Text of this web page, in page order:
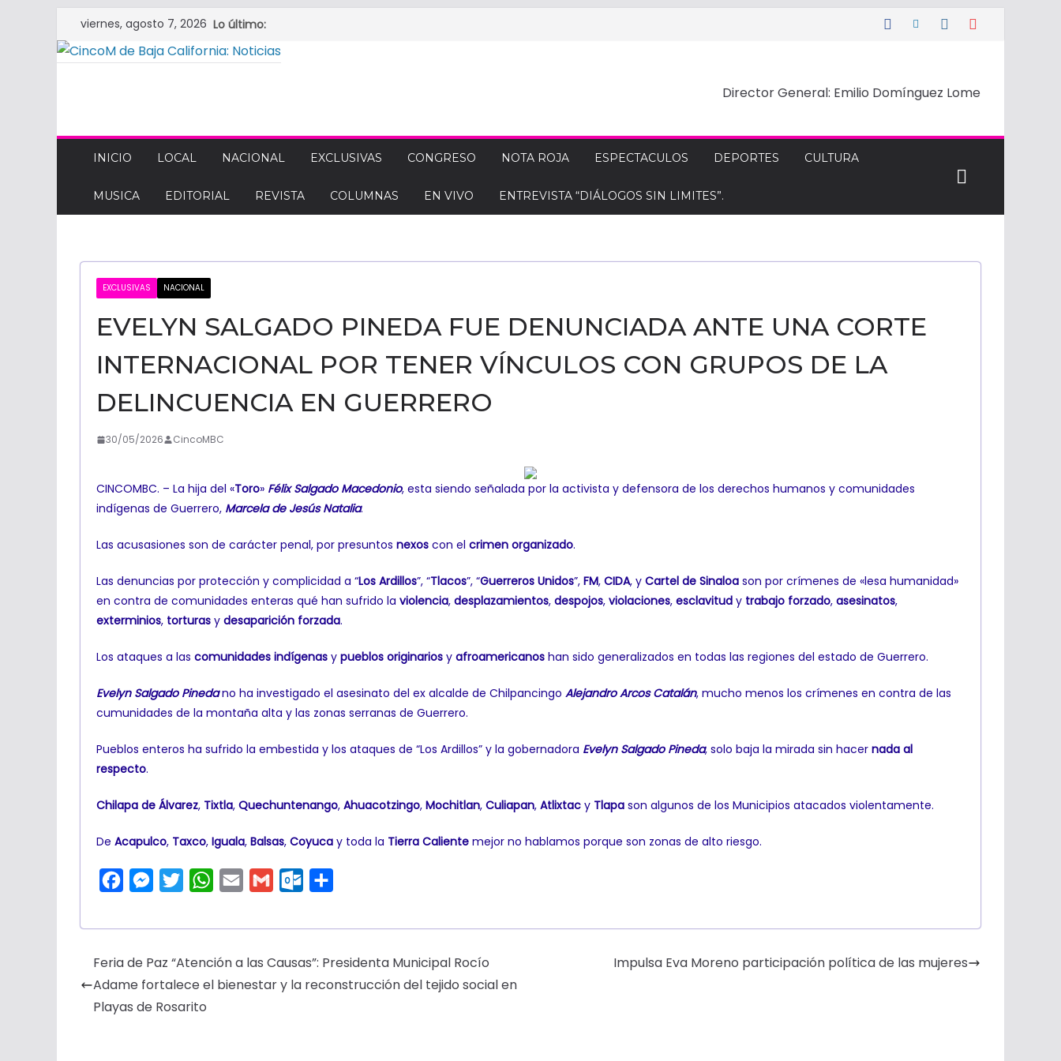
Saltar
al
contenido
viernes, agosto 7, 2026 Lo último:
DE
BAJA
CALIFORNIA:
NOTICIAS
Director General: Emilio Domínguez Lome
INICIO LOCAL NACIONAL EXCLUSIVAS CONGRESO NOTA ROJA ESPECTACULOS DEPORTES CULTURA
MUSICA EDITORIAL REVISTA COLUMNAS EN VIVO ENTREVISTA “DIÁLOGOS SIN LIMITES”.
EXCLUSIVAS NACIONAL
EVELYN SALGADO PINEDA FUE DENUNCIADA ANTE UNA CORTE
INTERNACIONAL POR TENER VÍNCULOS CON GRUPOS DE LA
DELINCUENCIA EN GUERRERO
30/05/2026 CincoMBC
CINCOMBC. – La hija del «Toro» Félix Salgado Macedonio, esta siendo señalada por la activista y defensora de los derechos humanos y comunidades
indígenas de Guerrero, Marcela de Jesús Natalia.
Las acusasiones son de carácter penal, por presuntos nexos con el crimen organizado.
Las denuncias por protección y complicidad a “Los Ardillos”, “Tlacos”, “Guerreros Unidos”, FM, CIDA, y Cartel de Sinaloa son por crímenes de «lesa humanidad»
en contra de comunidades enteras qué han sufrido la violencia, desplazamientos, despojos, violaciones, esclavitud y trabajo forzado, asesinatos,
exterminios, torturas y desaparición forzada.
Los ataques a las comunidades indígenas y pueblos originarios y afroamericanos han sido generalizados en todas las regiones del estado de Guerrero.
Evelyn Salgado Pinedano ha investigado el asesinato del ex alcalde de Chilpancingo Alejandro Arcos Catalán, mucho menos los crímenes en contra de las
cumunidades de la montaña alta y las zonas serranas de Guerrero.
Pueblos enteros ha sufrido la embestida y los ataques de “Los Ardillos” y la gobernadora Evelyn Salgado Pineda, solo baja la mirada sin hacer nada al
respecto.
Chilapa de Álvarez, Tixtla, Quechuntenango, Ahuacotzingo, Mochitlan, Culiapan, Atlixtac y Tlapa son algunos de los Municipios atacados violentamente.
De Acapulco, Taxco, Iguala, Balsas, Coyuca y toda la Tierra Caliente mejor no hablamos porque son zonas de alto riesgo.
c
M
s
n
i
W
a
a
a
t
m
Feria de Paz “Atención a las Causas”: Presidenta Municipal Rocío
Adame fortalece el bienestar y la reconstrucción del tejido social en
Playas de Rosarito
Impulsa Eva Moreno participación política de las mujeres